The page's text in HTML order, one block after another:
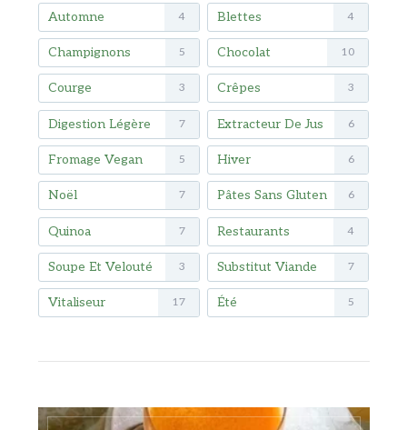
Automne 4 Blettes 4
Champignons 5 Chocolat 10
Courge 3 Crêpes 3
Digestion Légère 7 Extracteur De Jus 6
Fromage Vegan 5 Hiver 6
Noël 7 Pâtes Sans Gluten 6
Quinoa 7 Restaurants 4
Soupe Et Velouté 3 Substitut Viande 7
Vitaliseur 17 Été 5